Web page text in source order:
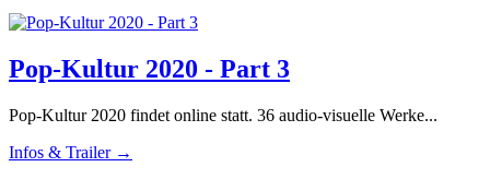
Pop-Kultur 2020 - Part 3
Pop-Kultur 2020 findet online statt. 36 audio-visuelle Werke...
Infos & Trailer →